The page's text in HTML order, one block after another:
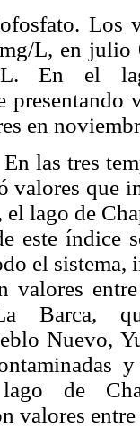
Los
L, en
En el
en
las tres
valores que
lago de
este índice
el sistema,
valores
Barca,
Nuevo,
de
valores